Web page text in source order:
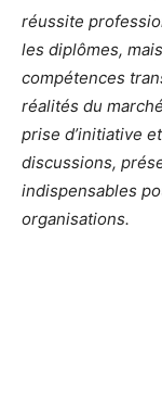
réussite
les diplômes,
compétences
réalités du
prise d’initiative
discussions,
indispensables
organisations.